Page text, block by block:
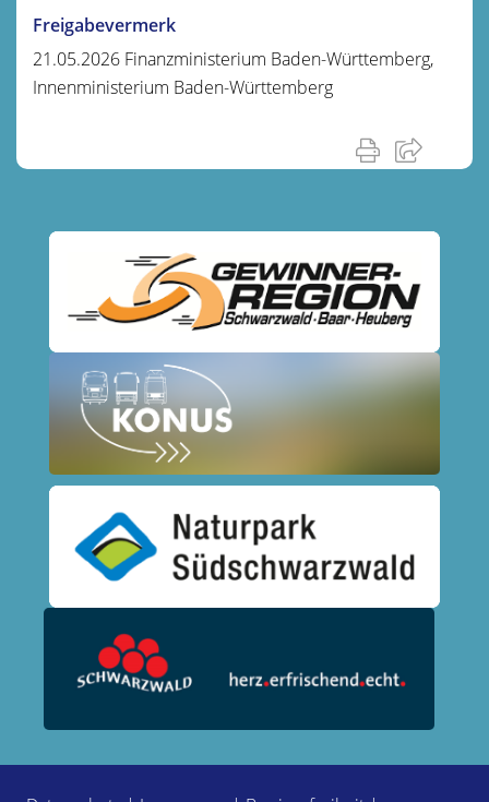
Freigabevermerk
21.05.2026 Finanzministerium Baden-Württemberg,
Innenministerium Baden-Württemberg